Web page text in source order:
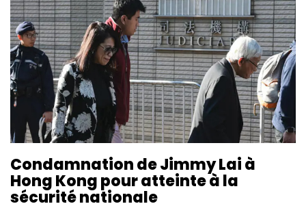
Condamnation de Jimmy Lai à
Hong Kong pour atteinte à la
sécurité nationale